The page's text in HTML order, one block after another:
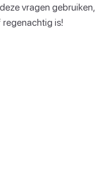
vragen gebruiken,
is!